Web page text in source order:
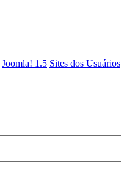
Joomla! 1.5 Sites dos Usuários